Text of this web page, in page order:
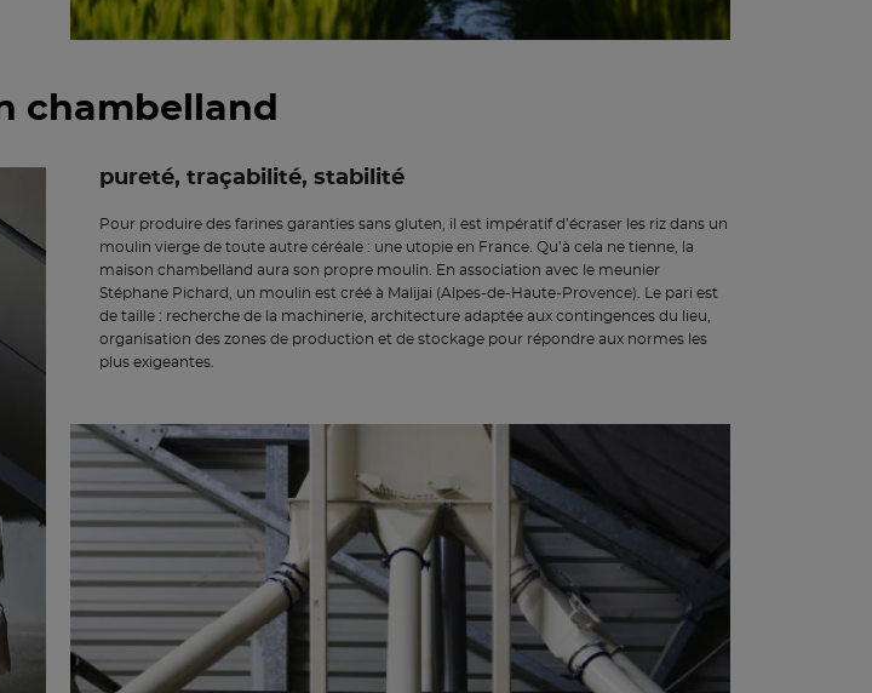
chambelland
pureté, traçabilité, stabilité
Pour produire des farines garanties sans gluten, il est impératif d’écraser les riz dans un
moulin vierge de toute autre céréale : une utopie en France. Qu’à cela ne tienne, la
maison chambelland aura son propre moulin. En association avec le meunier
Stéphane Pichard, un moulin est créé à Malijai (Alpes-de-Haute-Provence). Le pari est
de taille : recherche de la machinerie, architecture adaptée aux contingences du lieu,
organisation des zones de production et de stockage pour répondre aux normes les
plus exigeantes.